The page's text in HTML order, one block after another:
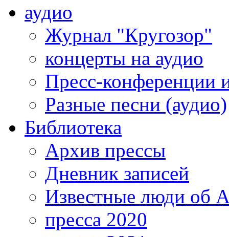
аудио
Журнал "Кругозор"
концерты на аудио
Пресс-конференции
Разные песни (аудио)
Библиотека
Архив прессы
Дневник записей
Известные люди об
пресса 2020